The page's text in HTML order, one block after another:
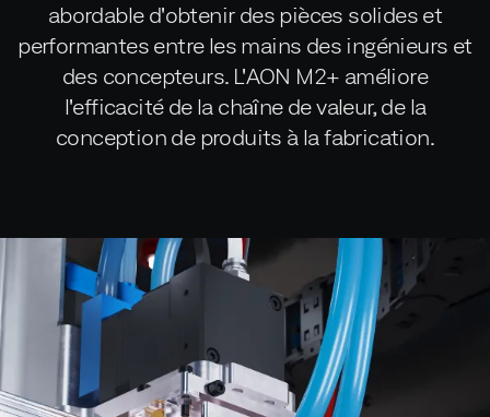
abordable d'obtenir des pièces solides et
performantes entre les mains des ingénieurs et
des concepteurs. L'AON M2+ améliore
l'efficacité de la chaîne de valeur, de la
conception de produits à la fabrication.